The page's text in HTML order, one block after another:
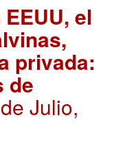
el
privada:
de
Julio,